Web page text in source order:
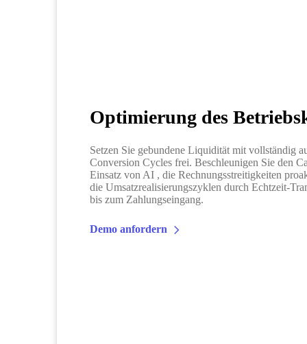
Optimierung des
Setzen Sie gebundene Liquidität mit vollständig
Conversion Cycles frei. Beschleunigen Sie den
Einsatz von AI , die Rechnungsstreitigkeiten
die Umsatzrealisierungszyklen durch Echtzeit-
bis zum Zahlungseingang.
Demo anfordern